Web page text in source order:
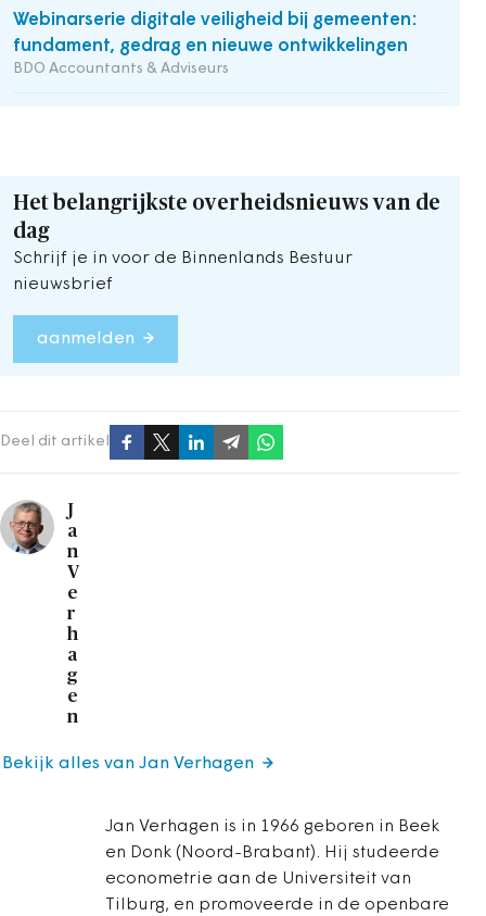
Webinarserie digitale veiligheid bij gemeenten:
fundament, gedrag en nieuwe ontwikkelingen
BDO Accountants & Adviseurs
Het belangrijkste overheidsnieuws van de
dag
Schrijf je in voor de Binnenlands Bestuur
nieuwsbrief
aanmelden
Deel dit artikel
J
a
n
V
e
r
h
a
g
e
n
Jan Verhagen is in 1966 geboren in Beek
en Donk (Noord-Brabant). Hij studeerde
econometrie aan de Universiteit van
Tilburg, en promoveerde in de openbare
Bekijk alles van Jan Verhagen